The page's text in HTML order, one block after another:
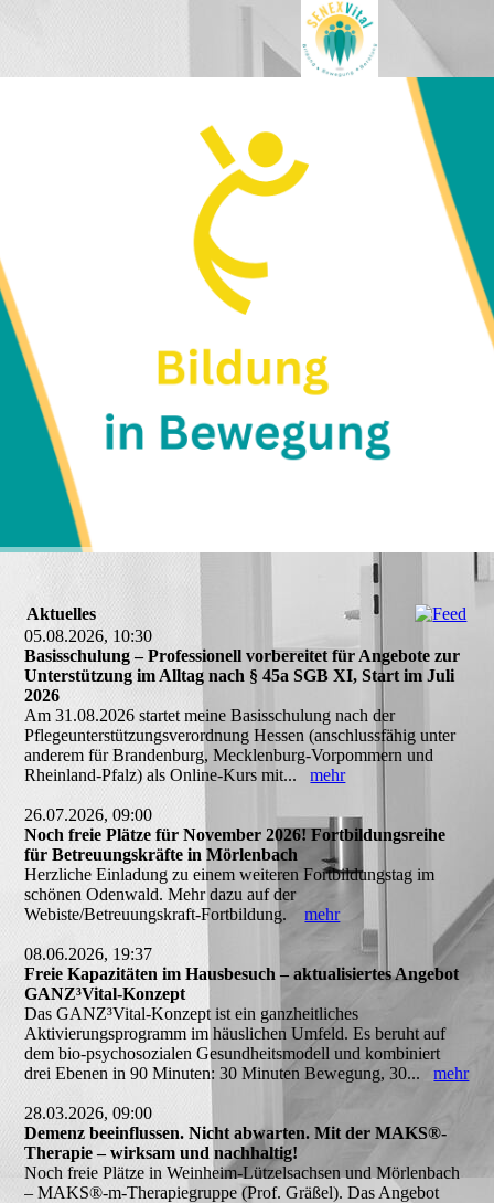
Aktuelles
05.08.2026, 10:30
Basisschulung – Professionell vorbereitet für Angebote zur
Unterstützung im Alltag nach § 45a SGB XI, Start im Juli
2026
Am 31.08.2026 startet meine Basisschulung nach der
Pflegeunterstützungsverordnung Hessen (anschlussfähig unter
anderem für Brandenburg, Mecklenburg-Vorpommern und
Rheinland-Pfalz) als Online-Kurs mit...mehr
26.07.2026, 09:00
Noch freie Plätze für November 2026! Fortbildungsreihe
für Betreuungskräfte in Mörlenbach
Herzliche Einladung zu einem weiteren Fortbildungstag im
schönen Odenwald. Mehr dazu auf der
Webiste/Betreuungskraft-Fortbildung.mehr
08.06.2026, 19:37
Freie Kapazitäten im Hausbesuch – aktualisiertes Angebot
GANZ³Vital-Konzept
Das GANZ³Vital-Konzept ist ein ganzheitliches
Aktivierungsprogramm im häuslichen Umfeld. Es beruht auf
dem bio-psychosozialen Gesundheitsmodell und kombiniert
drei Ebenen in 90 Minuten: 30 Minuten Bewegung, 30...mehr
28.03.2026, 09:00
Demenz beeinflussen. Nicht abwarten. Mit der MAKS®-
Therapie – wirksam und nachhaltig!
Noch freie Plätze in Weinheim-Lützelsachsen und Mörlenbach
– MAKS®-m-Therapiegruppe (Prof. Gräßel). Das Angebot